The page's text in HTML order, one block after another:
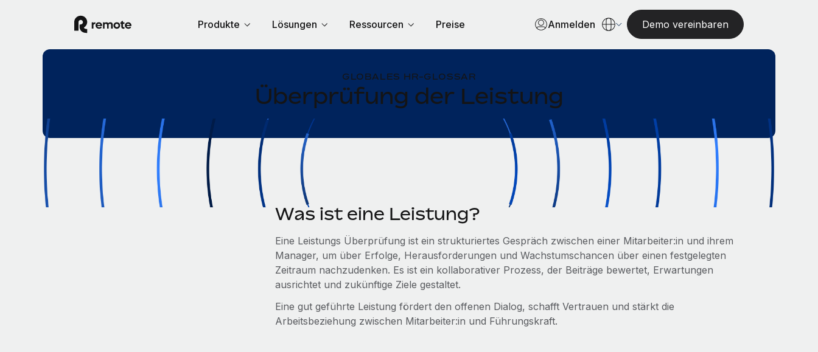
Produkte Lösungen Ressourcen Preise Anmelden Demo vereinbaren
GLOBALES HR-GLOSSAR
Überprüfung der Leistung
Was ist eine Leistung?
Eine Leistungs Überprüfung ist ein strukturiertes Gespräch zwischen einer Mitarbeiter:in und ihrem
Manager, um über Erfolge, Herausforderungen und Wachstumschancen über einen festgelegten
Zeitraum nachzudenken. Es ist ein kollaborativer Prozess, der Beiträge bewertet, Erwartungen
ausrichtet und zukünftige Ziele gestaltet.
Eine gut geführte Leistung fördert den offenen Dialog, schafft Vertrauen und stärkt die
Arbeitsbeziehung zwischen Mitarbeiter:in und Führungskraft.